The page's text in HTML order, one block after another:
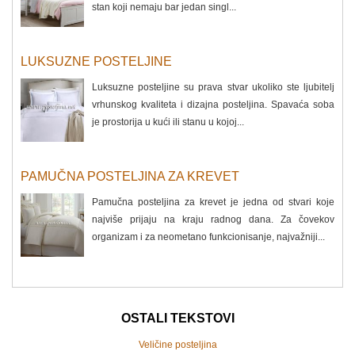
stan koji nemaju bar jedan singl...
LUKSUZNE POSTELJINE
Luksuzne posteljine su prava stvar ukoliko ste ljubitelj
vrhunskog kvaliteta i dizajna posteljina. Spavaća soba
je prostorija u kući ili stanu u kojoj...
PAMUČNA POSTELJINA ZA KREVET
Pamučna posteljina za krevet je jedna od stvari koje
najviše prijaju na kraju radnog dana. Za čovekov
organizam i za neometano funkcionisanje, najvažniji...
OSTALI TEKSTOVI
Veličine posteljina